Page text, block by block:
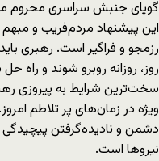
گویای جنبش سراسری محروم
این پیشنهاد مردم‌فریب و
رزمجو و فراگیر است. رهبری
روز، روزانه روبرو ‌شوند و راه
سخت‌ترین شرایط به پیروزی
ویژه در زمان‌های پر تلاطم
دشمن و نادیده‌گرفتن
نیروها است.